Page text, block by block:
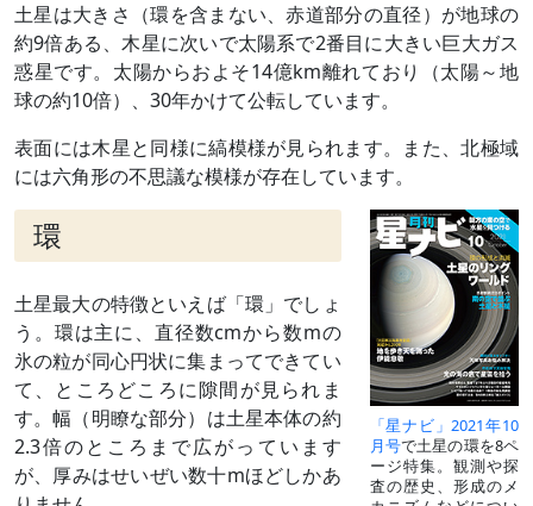
土星は大きさ（環を含まない、赤道部分の直径）が地球の
約9倍ある、木星に次いで太陽系で2番目に大きい巨大ガス
惑星です。太陽からおよそ14億km離れており（太陽～地
球の約10倍）、30年かけて公転しています。
表面には木星と同様に縞模様が見られます。また、北極域
には六角形の不思議な模様が存在しています。
環
土星最大の特徴といえば「環」でしょ
う。環は主に、直径数cmから数mの
氷の粒が同心円状に集まってできてい
て、ところどころに隙間が見られま
す。幅（明瞭な部分）は土星本体の約
2.3倍のところまで広がっています
が、厚みはせいぜい数十mほどしかあ
「星ナビ」2021年10
月号で土星の環を8ペ
ージ特集。観測や探
査の歴史、形成のメ